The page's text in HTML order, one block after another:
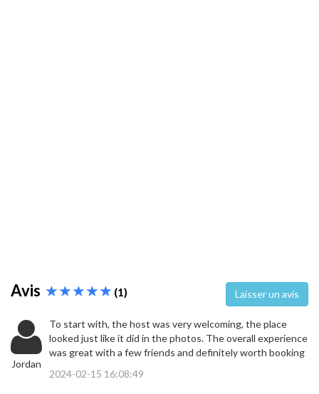
Avis (1) Laisser un avis
Jordan
To start with, the host was very welcoming, the place
looked just like it did in the photos. The overall experience
was great with a few friends and definitely worth booking
2024-02-15 16:08:49